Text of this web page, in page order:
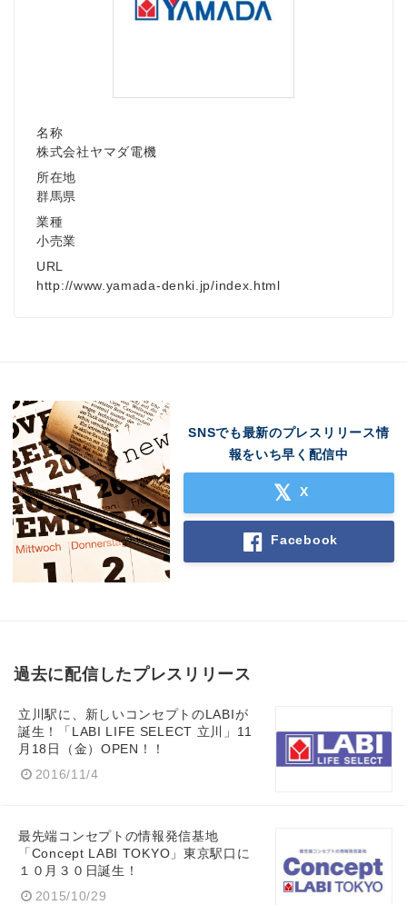
名称
株式会社ヤマダ電機
所在地
群馬県
業種
小売業
URL
http://www.yamada-denki.jp/index.html
SNSでも最新のプレスリリース情
報をいち早く配信中
X
Facebook
過去に配信したプレスリリース
立川駅に、新しいコンセプトのLABIが
誕生！「LABI LIFE SELECT 立川」11
月18日（金）OPEN！！
2016/11/4
最先端コンセプトの情報発信基地
「Concept LABI TOKYO」東京駅口に
１０月３０日誕生！
2015/10/29